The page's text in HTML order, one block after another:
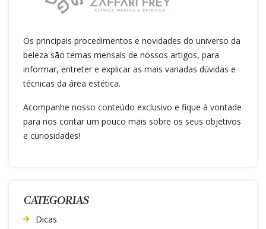
Os principais procedimentos e novidades do universo da
beleza são temas mensais de nossos artigos, para
informar, entreter e explicar as mais variadas dúvidas e
técnicas da área estética.
Acompanhe nosso conteúdo exclusivo e fique à vontade
para nos contar um pouco mais sobre os seus objetivos
e curiosidades!
CATEGORIAS
Dicas